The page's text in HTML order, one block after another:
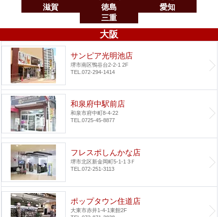
滋賀
徳島
愛知
三重
大阪
サンピア光明池店
堺市南区鴨谷台2-2-1 2F
TEL.072-294-1414
和泉府中駅前店
和泉市府中町8-4-22
TEL.0725-45-8877
フレスポしんかな店
堺市北区新金岡町5-1-1 3Ｆ
TEL.072-251-3113
ポップタウン住道店
大東市赤井1-4-1東館2F